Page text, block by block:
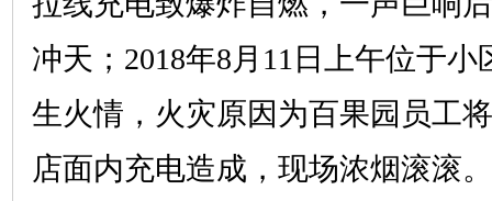
冲天；2018年8月11日上午位于
生火情，火灾原因为百果园员工
店面内充电造成，现场浓烟滚滚